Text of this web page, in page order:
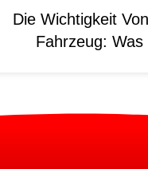
Die Wichtigkeit
Fahrzeug: